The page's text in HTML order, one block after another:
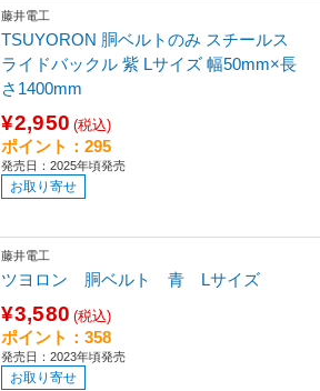
藤井電工
TSUYORON 胴ベルトのみ スチールス
ライドバックル 紫 Lサイズ 幅50mm×長
さ1400mm
¥2,950 (税込)
ポイント：295
発売日：2025年頃発売
お取り寄せ
藤井電工
ツヨロン 胴ベルト 青 Lサイズ
¥3,580 (税込)
ポイント：358
発売日：2023年頃発売
お取り寄せ